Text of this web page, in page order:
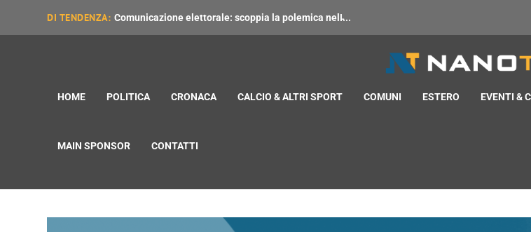
DI TENDENZA: Comunicazione elettorale: scoppia la polemica nell̵...
HOME POLITICA CRONACA CALCIO & ALTRI SPORT COMUNI ESTERO EVENTI &
MAIN SPONSOR CONTATTI